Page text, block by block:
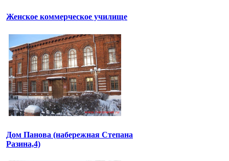
Женское коммерческое училище
Дом Панова (набережная Степана
Разина,4)